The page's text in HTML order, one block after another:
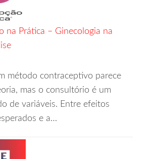
na Prática – Ginecologia na
método contraceptivo parece
mas o consultório é um
de variáveis. Entre efeitos
e a…